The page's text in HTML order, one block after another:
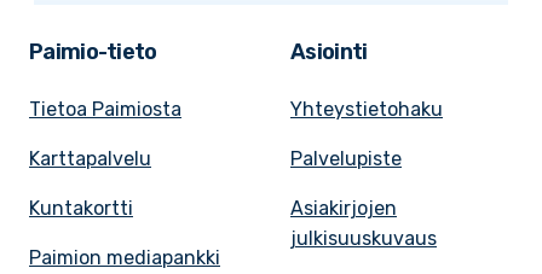
Paimio-tieto
Tietoa Paimiosta
Karttapalvelu
Kuntakortti
Paimion mediapankki
Asiointi
Yhteystietohaku
Palvelupiste
Asiakirjojen
julkisuuskuvaus